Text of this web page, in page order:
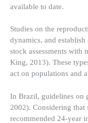
available to date.
Studies on the
dynamics, and
stock assessments with
King, 2013). These
act on populations and
In Brazil, guidelines on
2002). Considering that
recommended 24-year